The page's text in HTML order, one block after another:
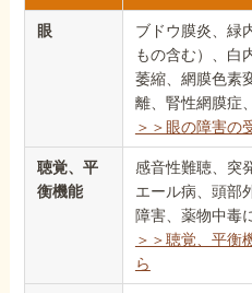
眼
ブドウ膜炎、緑
もの含む）、白
萎縮、網膜色素
離、腎性網膜症
＞＞眼の障害の
聴覚、平
衡機能
感音性難聴、突
エール病、頭部
障害、薬物中毒
＞＞聴覚、平衡
ら